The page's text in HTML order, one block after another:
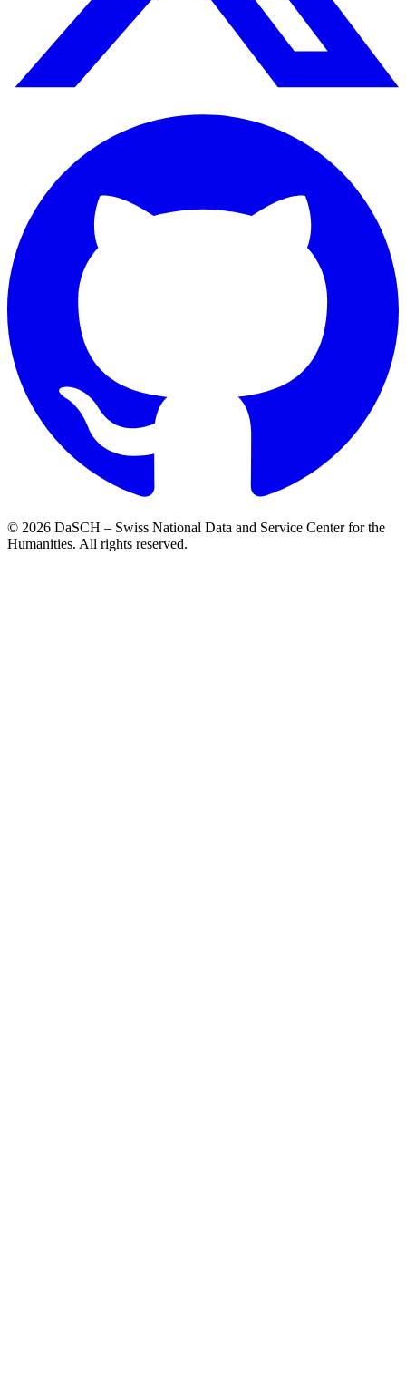
© 2026 DaSCH – Swiss National Data and Service Center for the
Humanities. All rights reserved.